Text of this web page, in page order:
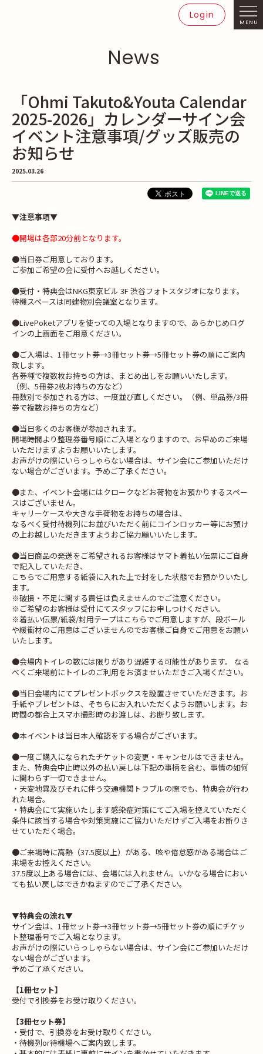
Login
MENU
News
「Ohmi Takuto&Youta Calendar
2025-2026」カレンダーサイン会
イベント注意事項/グッズ販売の
お知らせ
2025.03.26
▼注意事項▼
●開場は各部20分前となります。​
●当日券ご用意しております。
ご参加ご希望の会に受付へお越しください。
●受付・特典会はNKG東京ビル 3F 渋谷フォトスタジオになります。
待機スペースは同建物別会議室となります。
●LivePoketアプリを使っての入場となりますので、あらかじめログ
インの上画面をご用意ください。
●ご入場は、1冊セット券→3冊セット券→5冊セット券の順にご案内
致します。
各券種で複数枚お持ちの方は、まとめ出しをお願いいたします。
（例、5冊券2枚お持ちの方など）
冊数別で参加される方は、一度並び直しください。（例、単品券/3冊
券で複数お持ちの方など）
●当日多くのお客様が参加されます。
開場時間より整理券番号順にご入場となりますので、お早めのご来場
いただけますようお願いいたします。
お声がけの際にいらっしゃらない場合は、サイン会にご参加いただけ
ない場合がございます。予めご了承ください。
●また、イベント会場にはクロークなどお荷物をお預かりするスペー
スはございません。
キャリーケースや大きな手荷物をお持ちの場合は、
なるべく受付待機列にお並びいただく前にコインロッカー等にお預け
の上お越しいただきますようおご協力願いいたします。
●当日商品の発送をご希望されるお客様はヤマト着払い伝票にご自身
で記入していただき、
こちらでご用意する紙袋に入れた上で封をした状態でお預かりいたし
ます。
※破損・不足に関する責任は負えませんのでご注意ください。
※ご希望のお客様は受付にてスタッフにお申しつけください。
※着払い伝票/紙袋/封用テープはこちらでご用意しますが、段ボール
や緩衝材のご用意はございませんのでお客様ご自身でご用意をお願い
いたします。
●会場内トイレの数には限りがあり混雑する可能性があります。 なる
べくご来場前にトイレのご利用をお済ませいただきご入場ください。
●当日会場内にてプレゼントボックスを設置させていただきます。お
手紙やプレゼントは、そちらにお入れいただくようお願いします。お
時間の都合上スマホ撮影時のお渡しは、お断り致します。
●本イベントは当日本人確認をする場合がございます。
●一度ご購入になられたチケットの変更・キャンセルはできません。
また、特典会中止時以外の払い戻しは下記の事柄を含む、事情の如何
に関わらず一切できません。
​・天変地異及びそれに伴う交通機関トラブルの際でも、特典会が行わ
れた場合。
・特典会にて実施いたします感染症対策にてご入場を控えていただく
条件に該当する場合や対策実施にご協力いただけずご入場をお断りさ
せていただく場合。
●ご来場時に高熱（37.5度以上）がある、咳や倦怠感がある場合はご
来場をお控えください。
37.5度以上ある場合には、会場には入れません。いかなる場合におい
ても払い戻しはできかねますのでご了承ください。
▼特典会の流れ▼
サイン会は、1冊セット券→3冊セット券→5冊セット券の順にチケッ
ト整理番号でご入場となります。
お声がけの際にいらっしゃらない場合は、サイン会にご参加いただけ
ない場合がございます。
予めご了承ください。
【1冊セット】
受付で引換券をお受け取りください。
【3冊セット券】
・受付で、引換券をお受け取りください。
・待機列or待機場へご案内致します。